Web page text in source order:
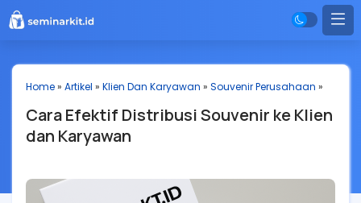
Home» Artikel » Klien Dan Karyawan » Souvenir Perusahaan »
Cara Efektif Distribusi Souvenir ke Klien
dan Karyawan